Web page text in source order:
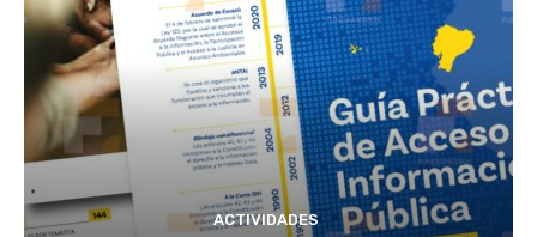
ACTIVIDADES